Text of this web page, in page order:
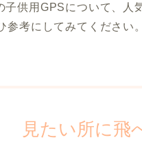
子供用GPSについて、人
考にしてみてください。
見たい所に飛